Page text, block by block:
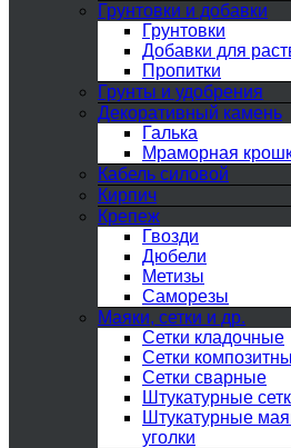
Грунтовки и добавки
Грунтовки
Добавки для
Пропитки
Грунты и удобрения
Декоративный камень
Галька
Мраморная
Кабель силовой
Кирпич
Крепеж
Гвозди
Дюбели
Метизы
Саморезы
Маяки, сетки и др.
Сетки кладочные
Сетки
Сетки сварные
Штукатурные
Штукатурные
уголки